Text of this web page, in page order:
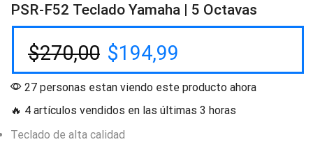
PSR-F52 Teclado Yamaha | 5 Octavas
$270,00 $194,99
27 personas estan viendo este producto ahora
🔥 4 artículos vendidos en las últimas 3 horas
Teclado de alta calidad